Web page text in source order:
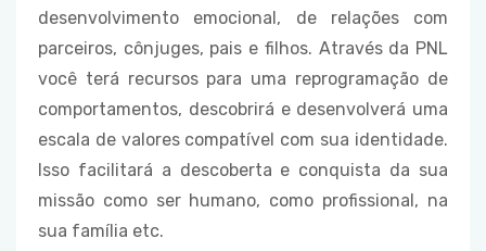
desenvolvimento emocional, de relações com
parceiros, cônjuges, pais e filhos. Através da PNL
você terá recursos para uma reprogramação de
comportamentos, descobrirá e desenvolverá uma
escala de valores compatível com sua identidade.
Isso facilitará a descoberta e conquista da sua
missão como ser humano, como profissional, na
sua família etc.